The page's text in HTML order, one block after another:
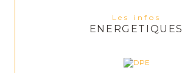
Les infos
ENERGETIQUES